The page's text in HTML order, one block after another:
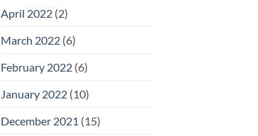
April 2022(2)
March 2022(6)
February 2022(6)
January 2022(10)
December 2021 (15)